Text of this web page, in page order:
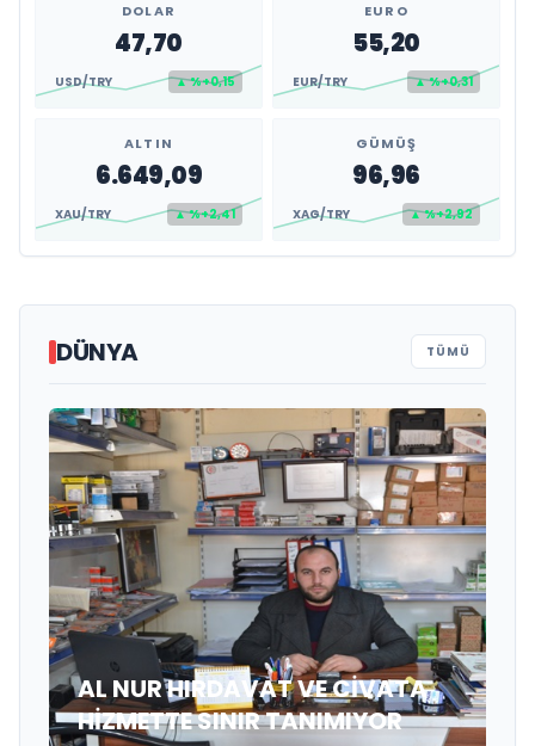
DOLAR
47,70
USD/TRY ▲ %+0,15
EURO
55,20
EUR/TRY ▲ %+0,31
ALTIN
6.649,09
XAU/TRY ▲ %+2,41
GÜMÜŞ
96,96
XAG/TRY ▲ %+2,92
DÜNYA TÜMÜ
AL NUR HIRDAVAT VE CİVATA
HİZMETTE SINIR TANIMIYOR